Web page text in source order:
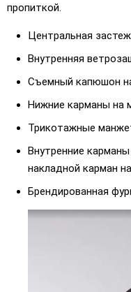
пропиткой.
Центральная
Внутренняя
Съемный капюшон
Нижние карманы на
Трикотажные
Внутренние
накладной карман
Брендированная